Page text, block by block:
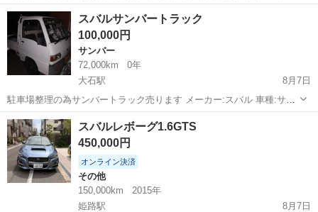
含んだ金額です。（名変預り金5万円別途） 現車確認が早い方からの
ご案内となります。 🟢で「カーセコンド」と検索いただければ詳細画
像もお送り可能でござい...
兵庫 神戸市 大久保駅 エクシーガ
スバルサンバートラック
100,000円
サンバー
72,000km
0年
大石駅
8月7日
駐車場整理の為サンバートラック売ります メーカー:スバル 車種:サン
バートラック 型式:KS3 ミッション:５MT 走行距離:7万２千km 車検
残:無し エアコン:無し パワステ:無し 不具合ヵ所: •右ポジション灯破
損 •...
兵庫 神戸市 サンバー
スバルレボーグ1.6GTS
450,000円
オンライン決済
その他
150,000km
2015年
姫路駅
8月7日